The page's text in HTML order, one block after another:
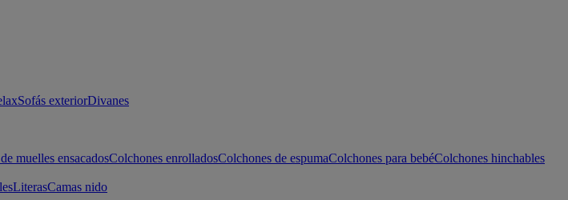
Sofás exteriorDivanes
muelles ensacadosColchones enrolladosColchones de espumaColchones para bebéColchones hinchables
LiterasCamas nido